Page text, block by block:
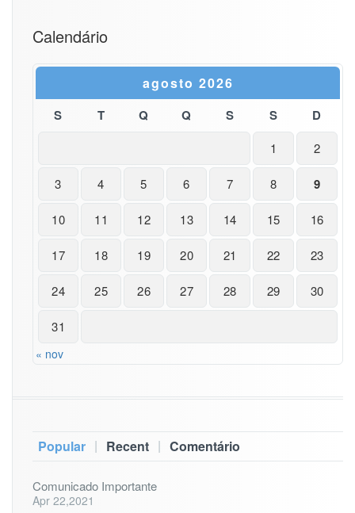
Calendário
agosto 2026
S T Q Q S S D
1 2
3 4 5 6 7 8 9
10 11 12 13 14 15 16
17 18 19 20 21 22 23
24 25 26 27 28 29 30
31
« nov
Popular | Recent | Comentário
Comunicado Importante
Apr 22,2021